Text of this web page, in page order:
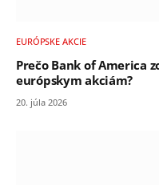
EURÓPSKE AKCIE
Prečo Bank of America
európskym akciám?
20. júla 2026